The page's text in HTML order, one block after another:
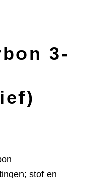
3-
stof en